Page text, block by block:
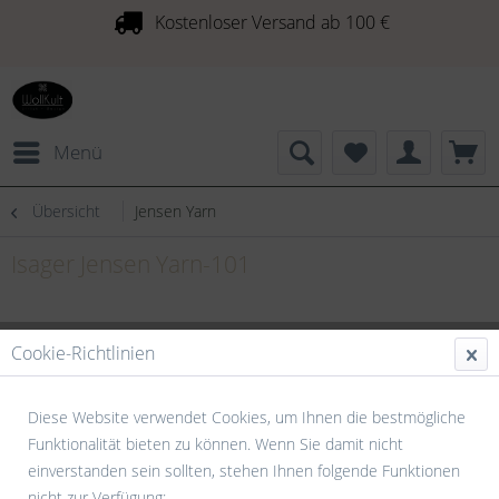
Kostenloser Versand ab 100 €
Menü
Übersicht Jensen Yarn
Cookie-Richtlinien
Diese Website verwendet Cookies, um Ihnen die bestmögliche
Funktionalität bieten zu können. Wenn Sie damit nicht
einverstanden sein sollten, stehen Ihnen folgende Funktionen